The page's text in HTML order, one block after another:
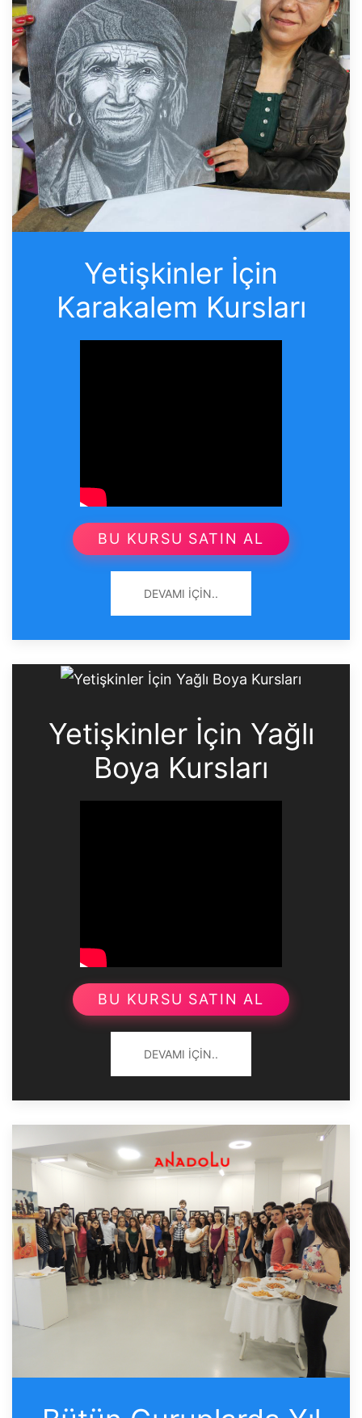
Yetişkinler İçin
Karakalem Kursları
BU KURSU SATIN AL
DEVAMI İÇIN..
Yetişkinler İçin Yağlı
Boya Kursları
BU KURSU SATIN AL
DEVAMI İÇIN..